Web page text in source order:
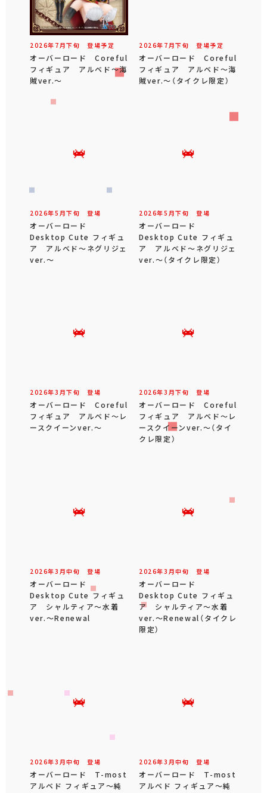
2026年 7 月下旬 登場予定
オーバーロード Coreful
フィギュア アルベド～海
賊ver.～
2026年 7 月下旬 登場予定
オーバーロード Coreful
フィギュア アルベド～海
賊ver.～（タイクレ限定）
2026年5 月下旬 登場
オーバーロード
Desktop Cute フィギュ
ア アルベド～ネグリジェ
ver.～
2026年5 月下旬 登場
オーバーロード
Desktop Cute フィギュ
ア アルベド～ネグリジェ
ver.～（タイクレ限定）
2026年3 月下旬 登場
オーバーロード Coreful
フィギュア アルベド～レ
ースクイーンver.～
2026年3 月下旬 登場
オーバーロード Coreful
フィギュア アルベド～レ
ースクイーンver.～（タイ
クレ限定）
2026年3 月中旬 登場
オーバーロード
Desktop Cute フィギュ
ア シャルティア～水着
ver.～Renewal
2026年3 月中旬 登場
オーバーロード
Desktop Cute フィギュ
ア シャルティア～水着
ver.～Renewal（タイクレ
限定）
2026年3 月中旬 登場
オーバーロード T-most
アルベド フィギュア～純
2026年3 月中旬 登場
オーバーロード T-most
アルベド フィギュア～純